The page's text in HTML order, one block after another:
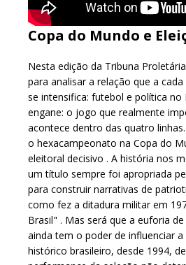
Copa do Mundo e
Nesta edição da Tribuna
para analisar a relação que a
se intensifica: futebol e política no
engane: o jogo que realmente
acontece dentro das quatro
o hexacampeonato na Copa do
eleitoral decisivo . A história nos
um título sempre foi apropriada
para construir narrativas de
como fez a ditadura militar em
Brasil" . Mas será que a euforia
ainda tem o poder de influenciar
histórico brasileiro, desde 1994,